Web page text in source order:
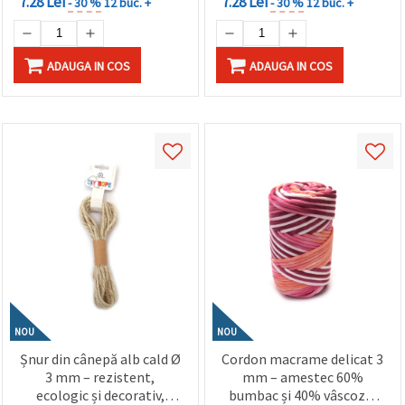
ADAUGA IN COS ADAUGA IN COS
NOU
Șnur din cânepă alb cald Ø
3 mm – rezistent,
ecologic și decorativ,
NOU
Cordon macrame delicat 3
mm – amestec 60%
bumbac și 40% vâscoză,